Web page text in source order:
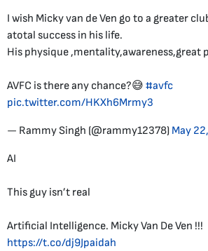
I wish Micky van de Ven go to a greater
atotal success in his life.
His physique ,mentality,awareness,great
AVFC is there any chance?😅 #avfc
pic.twitter.com/HKXh6Mrmy3
— Rammy Singh (@rammy12378) May
AI
This guy isn’t real
Artificial Intelligence. Micky Van De Ven !!!
https://t.co/dj9Jpaidah